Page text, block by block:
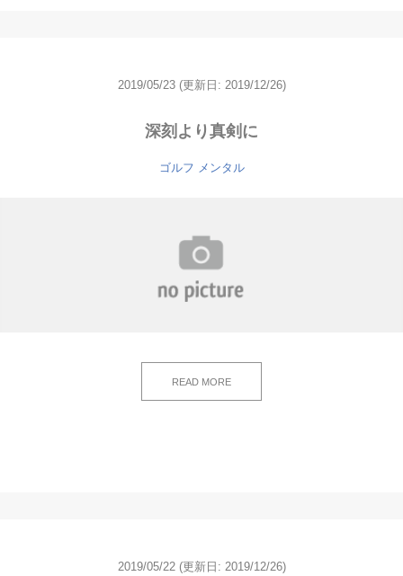
2019/05/23 (更新日: 2019/12/26)
深刻より真剣に
ゴルフ メンタル
READ MORE
2019/05/22 (更新日: 2019/12/26)